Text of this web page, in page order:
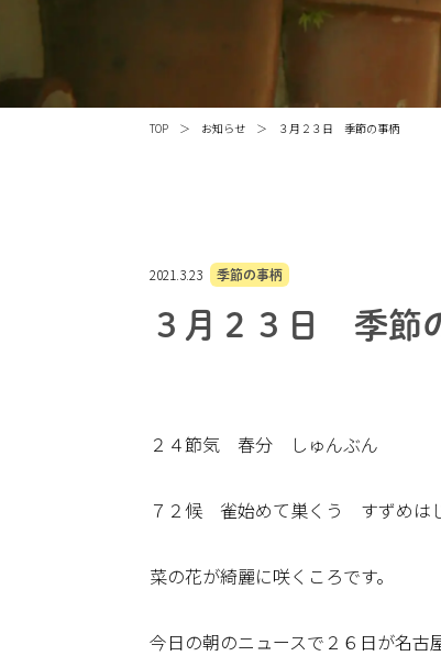
TOP お知らせ ３月２３日 季節の事柄
2021.3.23 季節の事柄
３月２３日 季節
２４節気 春分 しゅんぶん
７２候 雀始めて巣くう すずめは
菜の花が綺麗に咲くころです。
今日の朝のニュースで２６日が名